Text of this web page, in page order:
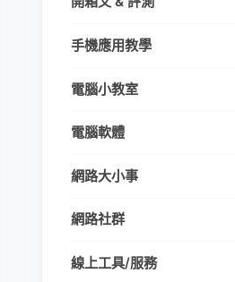
手機應用教學
電腦小教室
電腦軟體
網路大小事
網路社群
線上工具/服務